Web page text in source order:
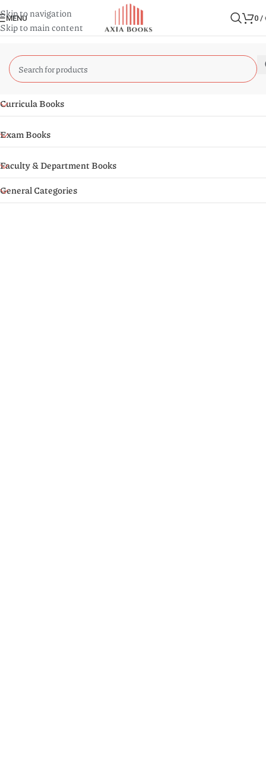
Skip to navigation
Skip to main content
MENU 0 /
Curricula Books
Exam Books
Faculty & Department Books
General Categories